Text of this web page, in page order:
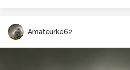
Amateurke62